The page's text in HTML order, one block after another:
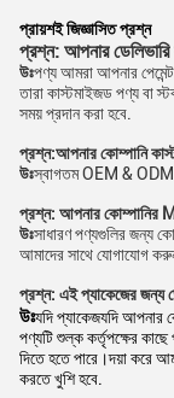
প্রায়শই জিজ্ঞাসিত প্রশ্ন
প্রশ্ন: আপনার
উঃপণ্য আমরা আপনার
তারা কাস্টমাইজড পণ্য বা
সময় প্রদান করা হবে.
প্রশ্ন:আপনার কোম্পানি
উঃস্বাগতম OEM &
প্রশ্ন: আপনার কোম্পানির
উঃসাধারণ পণ্যগুলির জন্য
আমাদের সাথে যোগাযোগ
প্রশ্ন: এই প্যাকেজের জন্য
উঃযদি প্যাকেজযদি আপনার
পণ্যটি শুল্ক কর্তৃপক্ষের
দিতে হতে পারে।দয়া করে
করতে খুশি হবে.